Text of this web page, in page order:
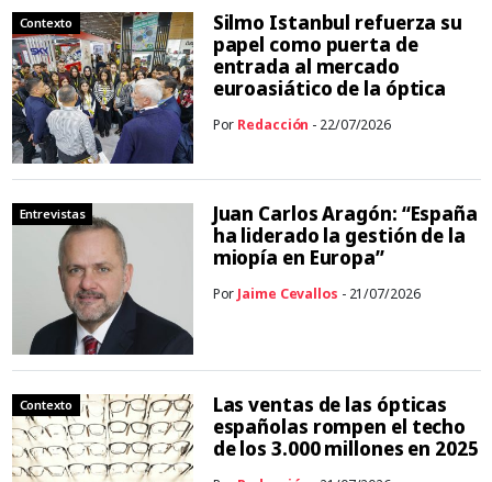
Contexto
Silmo Istanbul refuerza su
papel como puerta de
entrada al mercado
euroasiático de la óptica
Por Redacción - 22/07/2026
Entrevistas
Juan Carlos Aragón: “España
ha liderado la gestión de la
miopía en Europa”
Por Jaime Cevallos - 21/07/2026
Contexto
Las ventas de las ópticas
españolas rompen el techo
de los 3.000 millones en 2025